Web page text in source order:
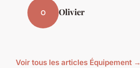
O Olivier
Voir tous les articles Équipement →